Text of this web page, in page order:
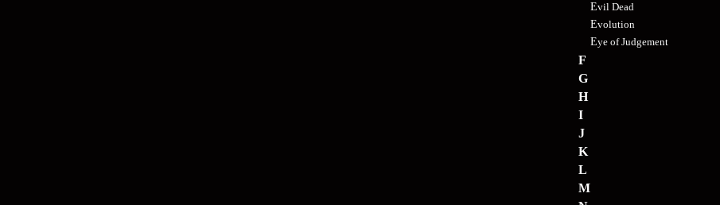
Evil Dead
Evolution
Eye of Judgement
F
G
H
I
J
K
L
M